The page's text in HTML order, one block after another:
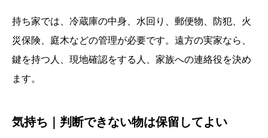
持ち家では、冷蔵庫の中身、水回り、郵便物、防犯、火
災保険、庭木などの管理が必要です。遠方の実家なら、
鍵を持つ人、現地確認をする人、家族への連絡役を決め
ます。
気持ち｜判断できない物は保留してよい